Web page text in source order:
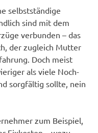
selbstständige
sind mit dem
verbunden – das
der zugleich Mutter
Doch meist
als viele Noch-
sorgfältig sollte, nein
zum Beispiel,